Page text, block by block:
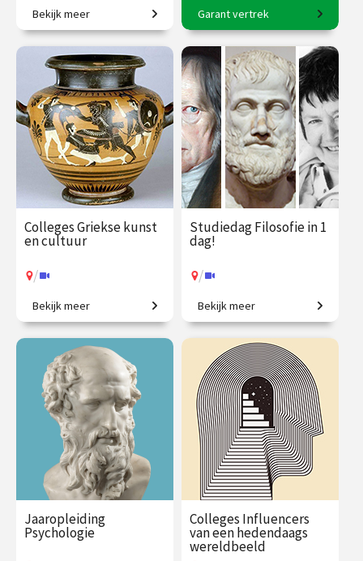
Tussen brein en beleving
met Rico Sneller!
€ 345.00
vanaf 18
sep.
/ Op locatie of online
Bekijk meer
8-daagse reis o.l.v. Karin
Braamhorst
€ 2500.00
vanaf 6
okt.
Op locatie
Garant vertrek
Colleges Griekse kunst
en cultuur
/
Ontdek de wereld van de
oude Grieken.
€ 217.00
vanaf 21
sep.
Op locatie of online
Bekijk meer
Studiedag Filosofie in 1
dag!
/
In één dag filosoof worden?
€ 65.00 / €
90.00
vanaf 9
sep.
/ Op locatie of online
Bekijk meer
Jaaropleiding
Psychologie
Colleges Influencers
van een hedendaags
wereldbeeld